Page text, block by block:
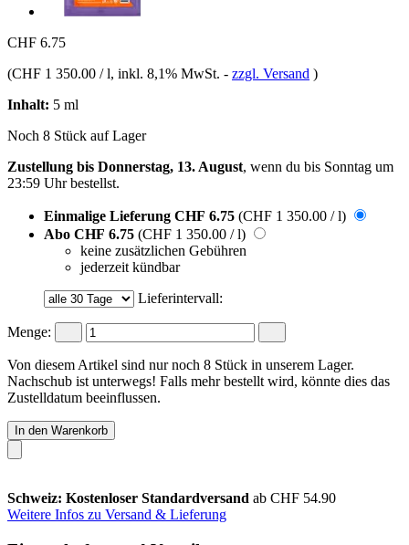
CHF 6.75
(CHF 1 350.00 / l, inkl. 8,1% MwSt. - zzgl. Versand )
Inhalt: 5 ml
Noch 8 Stück auf Lager
Zustellung bis Donnerstag, 13. August, wenn du bis Sonntag um
23:59 Uhrbestellst.
Einmalige Lieferung CHF 6.75 (CHF 1 350.00 / l)
Abo CHF 6.75 (CHF 1 350.00 / l)
keine zusätzlichen Gebühren
jederzeit kündbar
Lieferintervall:
Menge:
Von diesem Artikel sind nur noch 8 Stück in unserem Lager.
Nachschub ist unterwegs! Falls mehr bestellt wird, könnte dies das
Zustelldatum beeinflussen.
In den Warenkorb
Schweiz: Kostenloser Standardversand ab CHF 54.90
Weitere Infos zu Versand & Lieferung